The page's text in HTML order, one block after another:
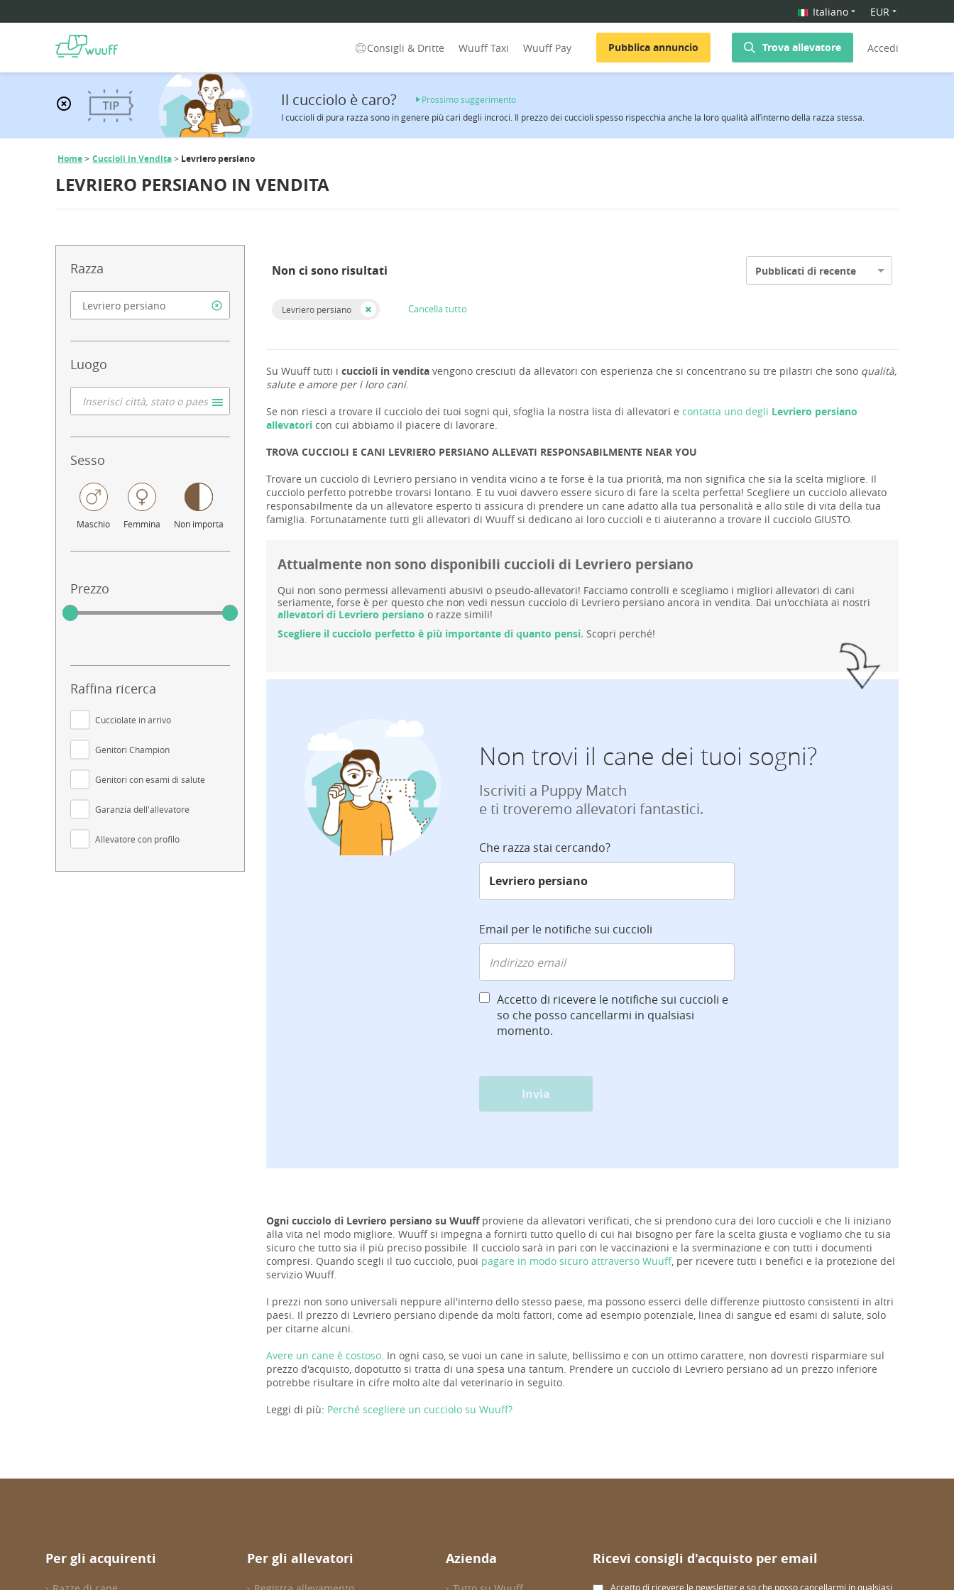
Italiano EUR
Consigli & Dritte Wuuff Taxi Wuuff Pay Pubblica annuncio Trova allevatore Accedi
Il cucciolo è caro?
Prossimo suggerimento
I cuccioli di pura razza sono in genere più cari degli incroci. Il prezzo dei cuccioli spesso rispecchia anche la loro qualità all’interno della razza stessa.
Home Cuccioli in Vendita Levriero persiano
LEVRIERO PERSIANO IN VENDITA
Razza
Luogo
Sesso
Maschio Femmina Non importa
Prezzo
Raffina ricerca
Cucciolate in arrivo
Genitori Champion
Genitori con esami di salute
Garanzia dell'allevatore
Allevatore con profilo
Non ci sono risultati Pubblicati di recente
Levriero persiano Cancella tutto
Su Wuuff tutti i cuccioli in vendita vengono cresciuti da allevatori con esperienza che si concentrano su tre pilastri che sono qualità,
salute e amore per i loro cani.
Se non riesci a trovare il cucciolo dei tuoi sogni qui, sfoglia la nostra lista di allevatori e contatta uno degli Levriero persiano
allevatori con cui abbiamo il piacere di lavorare.
TROVA CUCCIOLI E CANI LEVRIERO PERSIANO ALLEVATI RESPONSABILMENTE NEAR YOU
Trovare un cucciolo di Levriero persiano in vendita vicino a te forse è la tua priorità, ma non significa che sia la scelta migliore. Il
cucciolo perfetto potrebbe trovarsi lontano. E tu vuoi davvero essere sicuro di fare la scelta perfetta! Scegliere un cucciolo allevato
responsabilmente da un allevatore esperto ti assicura di prendere un cane adatto alla tua personalità e allo stile di vita della tua
famiglia. Fortunatamente tutti gli allevatori di Wuuff si dedicano ai loro cuccioli e ti aiuteranno a trovare il cucciolo GIUSTO.
Attualmente non sono disponibili cuccioli di Levriero persiano
Qui non sono permessi allevamenti abusivi o pseudo-allevatori! Facciamo controlli e scegliamo i migliori allevatori di cani
seriamente, forse è per questo che non vedi nessun cucciolo di Levriero persiano ancora in vendita. Dai un'occhiata ai nostri
allevatori di Levriero persiano o razze simili!
Scegliere il cucciolo perfetto è più importante di quanto pensi. Scopri perché!
Non trovi il cane dei tuoi sogni?
Iscriviti a Puppy Match
e ti troveremo allevatori fantastici.
Che razza stai cercando?
Email per le notifiche sui cuccioli
Accetto di ricevere le notifiche sui cuccioli e
so che posso cancellarmi in qualsiasi
momento.
Invia
Ogni cucciolo di Levriero persiano su Wuuffproviene da allevatori verificati, che si prendono cura dei loro cuccioli e che li iniziano
alla vita nel modo migliore. Wuuff si impegna a fornirti tutto quello di cui hai bisogno per fare la scelta giusta e vogliamo che tu sia
sicuro che tutto sia il più preciso possibile. Il cucciolo sarà in pari con le vaccinazioni e la sverminazione e con tutti i documenti
compresi. Quando scegli il tuo cucciolo, puoi pagare in modo sicuro attraverso Wuuff, per ricevere tutti i benefici e la protezione del
servizio Wuuff.
I prezzi non sono universali neppure all'interno dello stesso paese, ma possono esserci delle differenze piuttosto consistenti in altri
paesi. Il prezzo di Levriero persiano dipende da molti fattori, come ad esempio potenziale, linea di sangue ed esami di salute, solo
per citarne alcuni.
Avere un cane è costoso. In ogni caso, se vuoi un cane in salute, bellissimo e con un ottimo carattere, non dovresti risparmiare sul
prezzo d'acquisto, dopotutto si tratta di una spesa una tantum. Prendere un cucciolo di Levriero persiano ad un prezzo inferiore
potrebbe risultare in cifre molto alte dal veterinario in seguito.
Leggi di più: Perché scegliere un cucciolo su Wuuff?
Per gli acquirenti Per gli allevatori Azienda Ricevi consigli d'acquisto per email
Accetto di ricevere le newsletter e so che posso cancellarmi in qualsiasi